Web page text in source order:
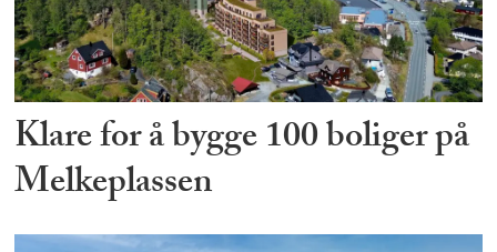
Klare for å bygge 100 boliger på
Melkeplassen